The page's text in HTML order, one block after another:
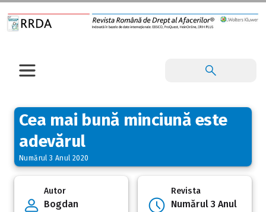
Cea mai bună minciună este
adevărul
Numărul 3 Anul 2020
Autor
Bogdan
Revista
Numărul 3 Anul